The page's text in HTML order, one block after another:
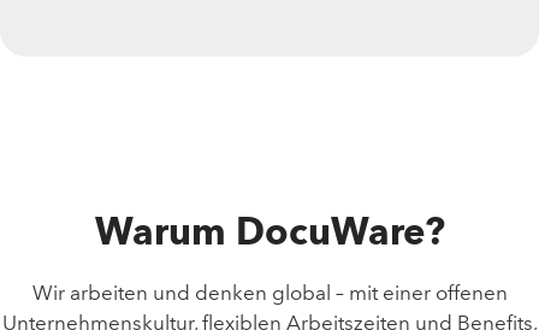
Warum DocuWare?
Wir arbeiten und denken global – mit einer offenen
Unternehmenskultur, flexiblen Arbeitszeiten und Benefits,